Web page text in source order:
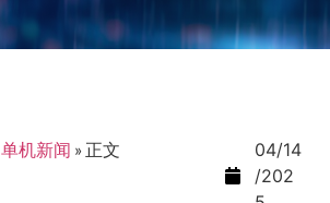
单机新闻 » 正文
04/14
/202